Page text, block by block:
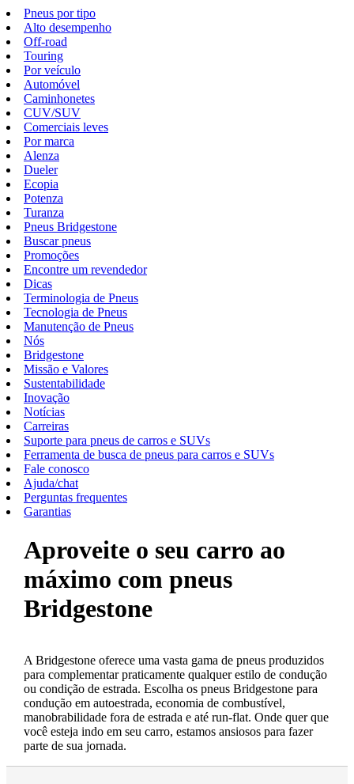
Pneus por tipo
Alto desempenho
Off-road
Touring
Por veículo
Automóvel
Caminhonetes
CUV/SUV
Comerciais leves
Por marca
Alenza
Dueler
Ecopia
Potenza
Turanza
Pneus Bridgestone
Buscar pneus
Promoções
Encontre um revendedor
Dicas
Terminologia de Pneus
Tecnologia de Pneus
Manutenção de Pneus
Nós
Bridgestone
Missão e Valores
Sustentabilidade
Inovação
Notícias
Carreiras
Suporte para pneus de carros e SUVs
Ferramenta de busca de pneus para carros e SUVs
Fale conosco
Ajuda/chat
Perguntas frequentes
Garantias
Aproveite o seu carro ao
máximo com pneus
Bridgestone
A Bridgestone oferece uma vasta gama de pneus produzidos
para complementar praticamente qualquer estilo de condução
ou condição de estrada. Escolha os pneus Bridgestone para
condução em autoestrada, economia de combustível,
manobrabilidade fora de estrada e até run-flat. Onde quer que
você esteja indo em seu carro, estamos ansiosos para fazer
parte de sua jornada.